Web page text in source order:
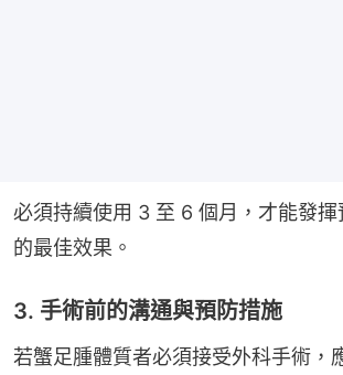
必須持續使用 3 至 6 個月，才能發
的最佳效果。
3. 手術前的溝通與預防措施
若蟹足腫體質者必須接受外科手術，